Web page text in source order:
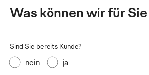
Was können wir für
Sind Sie bereits Kunde?
nein ja